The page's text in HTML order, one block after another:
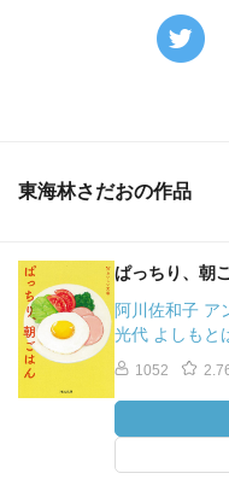
東海林さだおの作品
ぱっちり、朝
阿川佐和子 ア
光代 よしもと
1052